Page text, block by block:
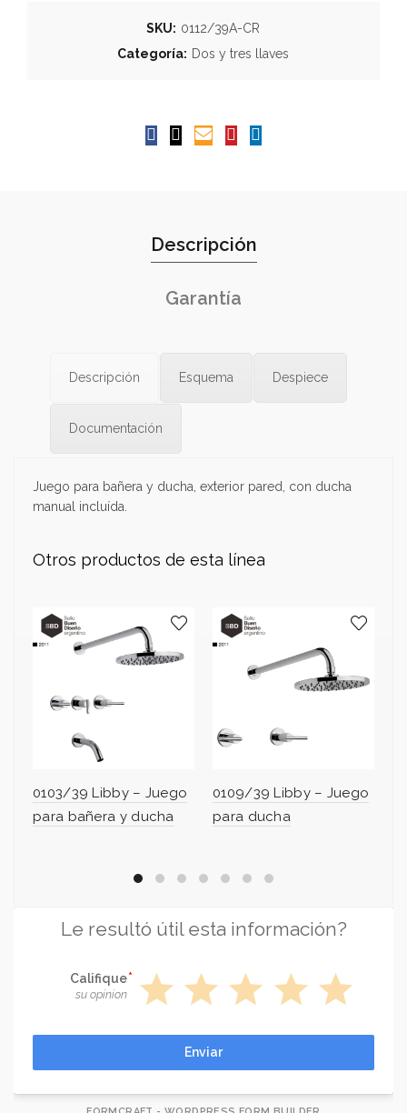
SKU: 0112/39A-CR
Categoría: Dos y tres llaves
Descripción
Garantía
Descripción Esquema Despiece
Documentación
Juego para bañera y ducha, exterior pared, con ducha
manual incluída.
Otros productos de esta línea
0103/39 Libby – Juego
para bañera y ducha
0109/39 Libby – Juego
para ducha
Le resultó útil esta información?
Califique
su opinion star star star star star
Enviar